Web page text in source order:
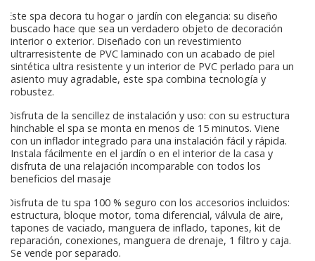
Este spa decora tu hogar o jardín con elegancia: su diseño
buscado hace que sea un verdadero objeto de decoración
interior o exterior. Diseñado con un revestimiento
ultrarresistente de PVC laminado con un acabado de piel
sintética ultra resistente y un interior de PVC perlado para un
asiento muy agradable, este spa combina tecnología y
robustez.
Disfruta de la sencillez de instalación y uso: con su estructura
hinchable el spa se monta en menos de 15 minutos. Viene
con un inflador integrado para una instalación fácil y rápida.
Instala fácilmente en el jardín o en el interior de la casa y
disfruta de una relajación incomparable con todos los
beneficios del masaje
Disfruta de tu spa 100 % seguro con los accesorios incluidos:
estructura, bloque motor, toma diferencial, válvula de aire,
tapones de vaciado, manguera de inflado, tapones, kit de
reparación, conexiones, manguera de drenaje, 1 filtro y caja.
Se vende por separado.